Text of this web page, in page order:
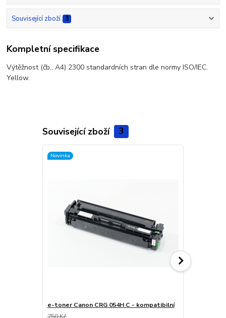
Související zboží 3
Kompletní specifikace
Výtěžnost (čb., A4) 2300 standardních stran dle normy ISO/IEC.
Yellow.
Související zboží 3
Novinka
e-toner Canon CRG 054H C - kompatibilní